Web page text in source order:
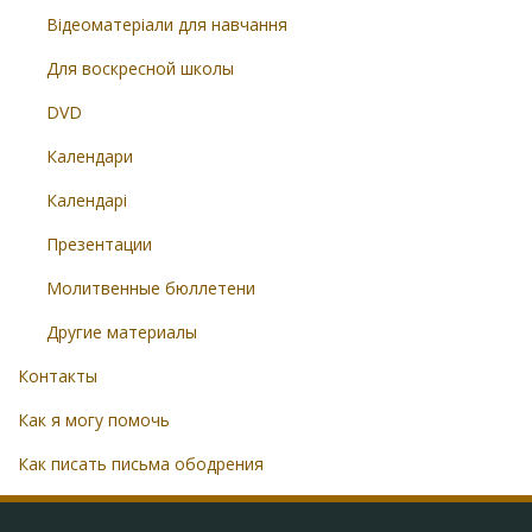
Відеоматеріали для навчання
Для воскресной школы
DVD
Календари
Календарі
Презентации
Молитвенные бюллетени
Другие материалы
Контакты
Как я могу помочь
Как писать письма ободрения